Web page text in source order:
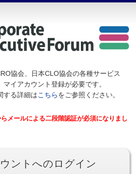
協会、日本CLO協会の各種サービス
イアカウント登録が必要です。
する詳細はこちらをご参照ください。
メールによる二段階認証が必須になりまし
ントへのログイン